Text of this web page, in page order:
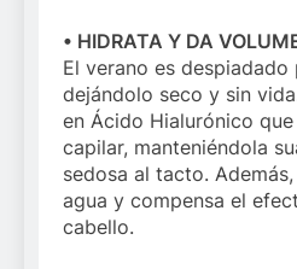
• HIDRATA Y DA
El verano es despiadado
dejándolo seco y sin
en Ácido Hialurónico
capilar, manteniéndola
sedosa al tacto.
agua y compensa el
cabello.